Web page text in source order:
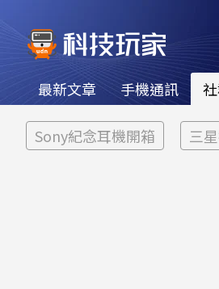
最新文章 手機通訊
Sony紀念耳機開箱 三